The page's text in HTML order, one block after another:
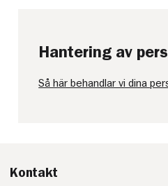
Hantering av
Så här behandlar vi dina
Kontakt